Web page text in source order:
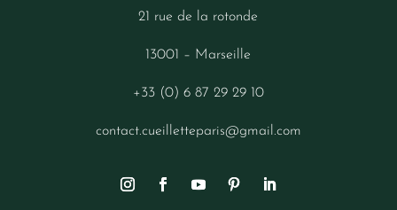
21 rue de la rotonde
13001 – Marseille
+33 (0) 6 87 29 29 10
contact.cueilletteparis@gmail.com